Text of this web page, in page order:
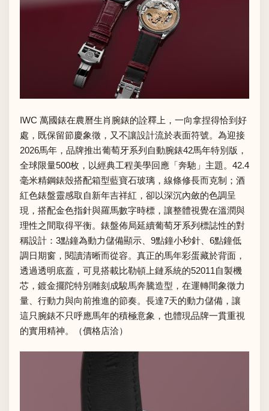
IWC 萬國錶在農曆生肖腕錶的詮釋上，一向拿捏得恰到好
處，既保留節慶象徵，又不讓設計流於表面符號。為迎接
2026馬年，品牌推出葡萄牙系列自動腕錶42馬年特別版，
全球限量500枚，以經典工程美學回應「奔馳」主題。42.4
毫米精鋼錶殼搭配箱型藍寶石玻璃，線條修長而克制；酒
紅色錶盤靈感取自新年吉祥紅，卻以深沉內斂的色調呈
現，搭配金色指針與羅馬數字時標，讓整體視覺在溫潤與
理性之間取得平衡。錶盤佈局延續葡萄牙系列標誌性的對
稱設計：3點鐘為動力儲備顯示、9點鐘小秒針、6點鐘低
調日期窗，閱讀清晰而從容。真正的馬年彩蛋藏於背面，
透過透明底蓋，可見搭載比勒頓上鏈系統的52011自製機
芯，鍍金擺陀特別雕刻成駿馬奔騰造型，在運轉間象徵力
量、行動力與向前推進的節奏。長達7天的動力儲備，讓
這只腕錶不只呼應馬年的積極意象，也體現品牌一貫重視
的實用精神。（價格店洽）